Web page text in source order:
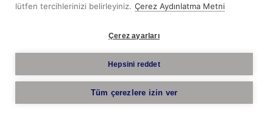
Telif Hakkı © 2019 - 2026 Sentez Medya Limited. Tüm hakları
saklıdır.
lütfen tercihlerinizi belirleyiniz. Çerez Aydınlatma Metni
Çerez ayarları
Hepsini reddet
Tüm çerezlere izin ver